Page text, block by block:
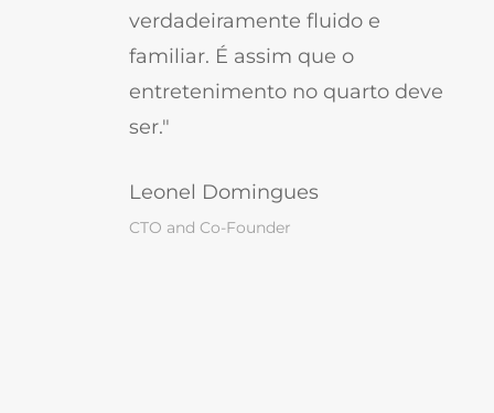
verdadeiramente fluido e
familiar. É assim que o
entretenimento no quarto deve
ser."
Leonel Domingues
CTO and Co-Founder